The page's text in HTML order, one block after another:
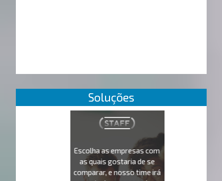
Soluções
Escolha as empresas com
as quais gostaria de se
comparar, e nosso time irá